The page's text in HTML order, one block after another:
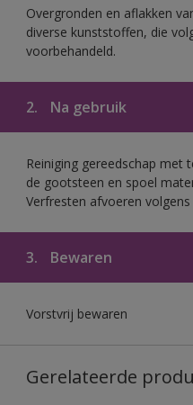
Overgronden en aflakken
diverse kunststoffen, die
voorbehandeld.
2. Na gebruik
Reiniging gereedschap
de gootsteen en spoel
Verfresten afvoeren
3. Bewaren
Vorstvrij bewaren
Gerelateerde